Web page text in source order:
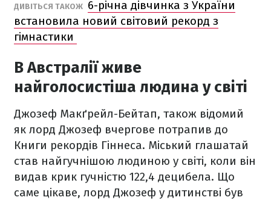
ДИВІТЬСЯ ТАКОЖ 6-річна дівчинка з України
встановила новий світовий рекорд з
гімнастики
В Австралії живе
найголосистіша людина у світі
Джозеф Макґрейл-Бейтап, також відомий
як лорд Джозеф вчергове потрапив до
Книги рекордів Гіннеса. Міський глашатай
став найгучнішою людиною у світі, коли він
видав крик гучністю 122,4 децибела. Що
саме цікаве, лорд Джозеф у дитинстві був